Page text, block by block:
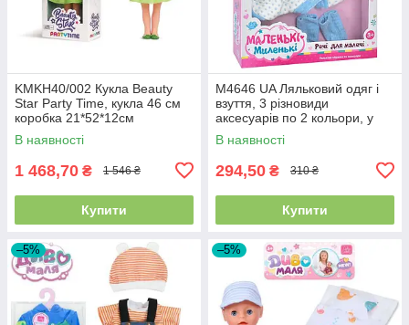
KMKH40/002 Кукла Beauty
Star Party Time, кукла 46 см
коробка 21*52*12см
В наявності
1 468,70 ₴ 1 546 ₴
Купити
M4646 UA Ляльковий одяг і
взуття, 3 різновиди
аксесуарів по 2 кольори, у
коробці 29-36-5 см
В наявності
294,50 ₴ 310 ₴
Купити
–5% –5%